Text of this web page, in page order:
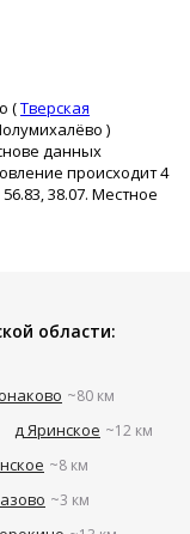
(Тверская
)
данных
происходит 4
38.07. Местное
области:
~80 км
д Яринское ~12 км
~8 км
~3 км